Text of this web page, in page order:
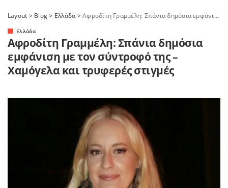
Layout > Blog> Ελλάδα>Αφροδίτη Γραμμέλη: Σπάνια δημόσια εμφάνιση με τον σύντροφό της – Χαμόγελα και τρυφερές στιγμές
Ελλάδα
Αφροδίτη Γραμμέλη: Σπάνια δημόσια
εμφάνιση με τον σύντροφό της –
Χαμόγελα και τρυφερές στιγμές